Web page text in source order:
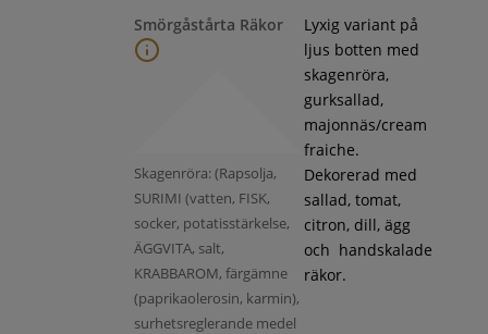
Smörgåstårta Räkor
Skagenröra: (Rapsolja,
SURIMI (vatten, FISK,
socker, potatisstärkelse,
ÄGGVITA, salt,
KRABBAROM, färgämne
(paprikaolerosin, karmin),
surhetsreglerande medel
Lyxig variant på
ljus botten med
skagenröra,
gurksallad,
majonnäs/cream
fraiche.
Dekorerad med
sallad, tomat,
citron, dill, ägg
och handskalade
räkor.